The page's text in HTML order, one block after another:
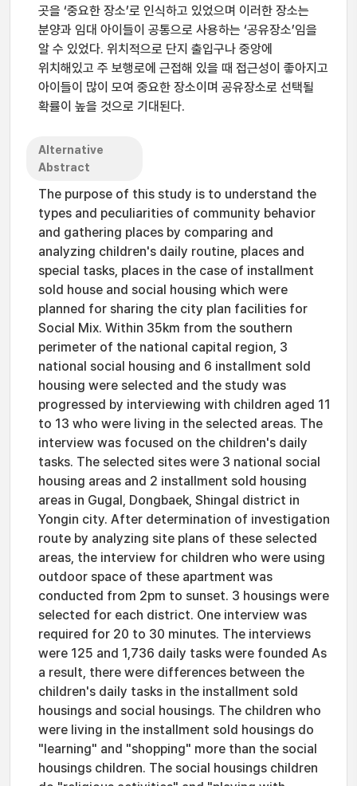
곳을 ‘중요한 장소’로 인식하고 있었으며 이러한 장소는
분양과 임대 아이들이 공통으로 사용하는 ‘공유장소’임을
알 수 있었다. 위치적으로 단지 출입구나 중앙에
위치해있고 주 보행로에 근접해 있을 때 접근성이 좋아지고
아이들이 많이 모여 중요한 장소이며 공유장소로 선택될
확률이 높을 것으로 기대된다.
Alternative
Abstract
The purpose of this study is to understand the
types and peculiarities of community behavior
and gathering places by comparing and
analyzing children's daily routine, places and
special tasks, places in the case of installment
sold house and social housing which were
planned for sharing the city plan facilities for
Social Mix. Within 35km from the southern
perimeter of the national capital region, 3
national social housing and 6 installment sold
housing were selected and the study was
progressed by interviewing with children aged 11
to 13 who were living in the selected areas. The
interview was focused on the children's daily
tasks. The selected sites were 3 national social
housing areas and 2 installment sold housing
areas in Gugal, Dongbaek, Shingal district in
Yongin city. After determination of investigation
route by analyzing site plans of these selected
areas, the interview for children who were using
outdoor space of these apartment was
conducted from 2pm to sunset. 3 housings were
selected for each district. One interview was
required for 20 to 30 minutes. The interviews
were 125 and 1,736 daily tasks were founded As
a result, there were differences between the
children's daily tasks in the installment sold
housings and social housings. The children who
were living in the installment sold housings do
"learning" and "shopping" more than the social
housings children. The social housings children